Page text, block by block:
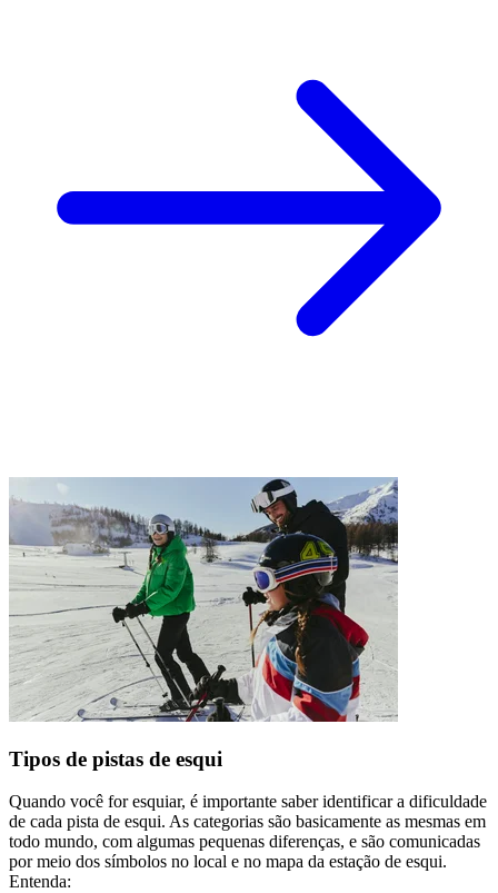
Tipos de pistas de esqui
Quando você for esquiar, é importante saber identificar a dificuldade
de cada pista de esqui. As categorias são basicamente as mesmas em
todo mundo, com algumas pequenas diferenças, e são comunicadas
por meio dos símbolos no local e no mapa da estação de esqui.
Entenda: